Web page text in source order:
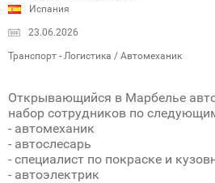
Испания
23.06.2026
Транспорт - Логистика / Автомеханик
Открывающийся в Марбелье
набор сотрудников по
- автомеханик
- автослесарь
- специалист по покраске и
- автоэлектрик